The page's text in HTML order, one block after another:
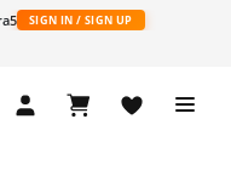
SIGN IN / SIGN UP